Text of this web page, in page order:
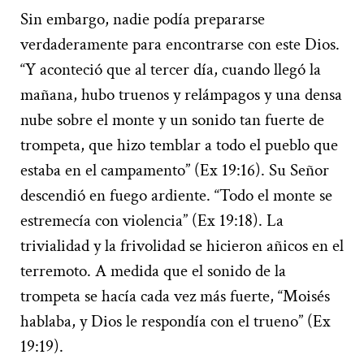
Sin embargo, nadie podía prepararse
verdaderamente para encontrarse con este Dios.
“Y aconteció que al tercer día, cuando llegó la
mañana, hubo truenos y relámpagos y una densa
nube sobre el monte y un sonido tan fuerte de
trompeta, que hizo temblar a todo el pueblo que
estaba en el campamento” (Ex 19:16). Su Señor
descendió en fuego ardiente. “Todo el monte se
estremecía con violencia” (Ex 19:18). La
trivialidad y la frivolidad se hicieron añicos en el
terremoto. A medida que el sonido de la
trompeta se hacía cada vez más fuerte, “Moisés
hablaba, y Dios le respondía con el trueno” (Ex
19:19).